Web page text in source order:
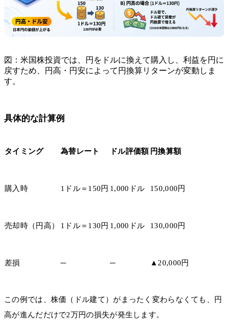
図：米国株投資では、円をドルに換えて購入し、利益を円に
戻すため、円高・円安によって円換算リターンが変動しま
す。
具体的な計算例
タイミング 為替レート ドル評価額 円換算額
購入時 1ドル＝150円 1,000ドル 150,000円
売却時（円高） 1ドル＝130円 1,000ドル 130,000円
差損 ─ ─ ▲20,000円
この例では、株価（ドル建て）がまったく変わらなくても、円
高が進んだだけで2万円の損失が発生します。